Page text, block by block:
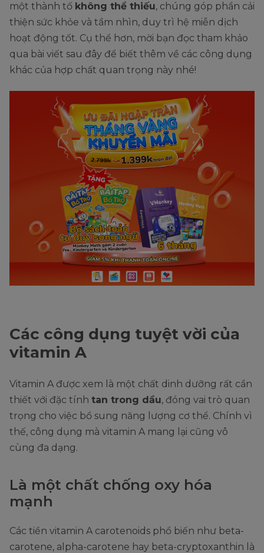
một thành tố không thể thiếu, chúng góp phần cải
thiện sức khỏe và tầm nhìn, duy trì hệ miễn dịch
hoạt động tốt. Cụ thể hơn, mời bạn đọc tham khảo
qua bài viết sau đây để biết thêm về các công dụng
khác của hợp chất quan trọng này nhé!
Các công dụng tuyệt vời của
vitamin A
Vitamin A được xem là một chất dinh dưỡng rất cần
thiết với đặc tính tan trong dầu, đóng vai trò quan
trọng cho việc bổ sung năng lượng cơ thể. Chính vì
thế, công dụng mà vitamin A mang lại cũng vô
cùng đa dạng.
Là một chất chống oxy hóa
mạnh
Các tiền vitamin A carotenoids phổ biến như beta-
carotene, alpha-carotene hay beta-cryptoxanthin là